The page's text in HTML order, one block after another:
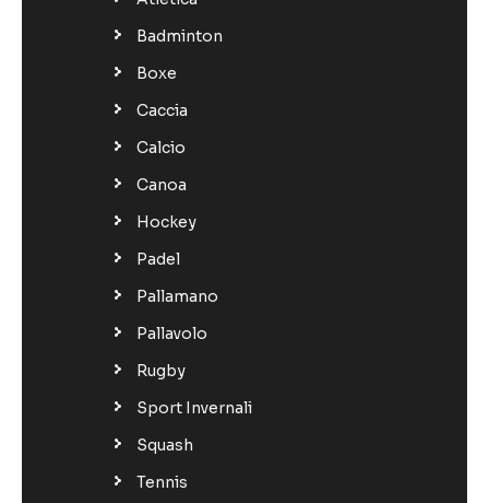
Badminton
Boxe
Caccia
Calcio
Canoa
Hockey
Padel
Pallamano
Pallavolo
Rugby
Sport Invernali
Squash
Tennis